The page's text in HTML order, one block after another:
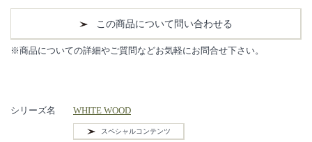
画はこちら■
この商品について問い合わせる
※商品についての詳細やご質問などお気軽にお問合せ下さい。
シリーズ名 WHITE WOOD
スペシャルコンテンツ